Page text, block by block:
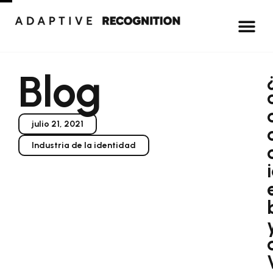
Blog
julio 21, 2021
Industria de la identidad